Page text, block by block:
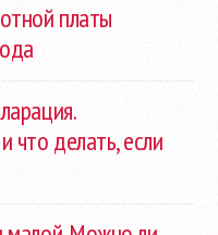
платы
что делать, если